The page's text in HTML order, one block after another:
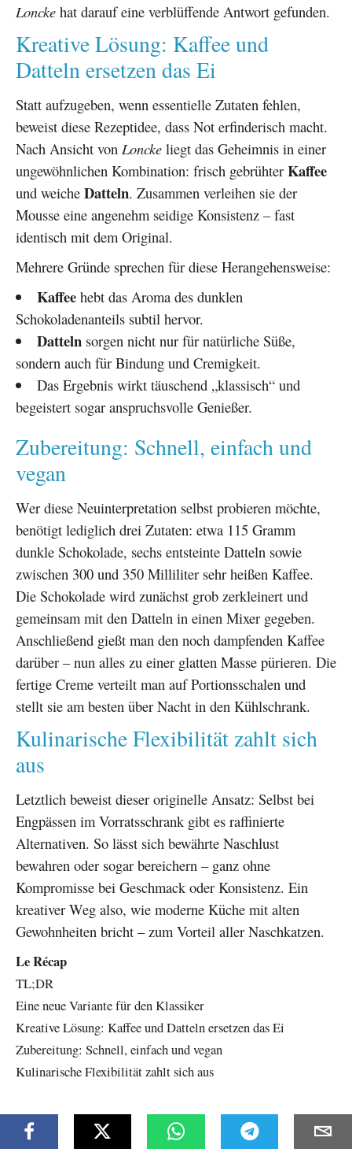
Loncke hat darauf eine verblüffende Antwort gefunden.
Kreative Lösung: Kaffee und
Datteln ersetzen das Ei
Statt aufzugeben, wenn essentielle Zutaten fehlen,
beweist diese Rezeptidee, dass Not erfinderisch macht.
Nach Ansicht von Loncke liegt das Geheimnis in einer
ungewöhnlichen Kombination: frisch gebrühter Kaffee
und weiche Datteln. Zusammen verleihen sie der
Mousse eine angenehm seidige Konsistenz – fast
identisch mit dem Original.
Mehrere Gründe sprechen für diese Herangehensweise:
Kaffeehebt das Aroma des dunklen
Schokoladenanteils subtil hervor.
Dattelnsorgen nicht nur für natürliche Süße,
sondern auch für Bindung und Cremigkeit.
Das Ergebnis wirkt täuschend „klassisch“ und
begeistert sogar anspruchsvolle Genießer.
Zubereitung: Schnell, einfach und
vegan
Wer diese Neuinterpretation selbst probieren möchte,
benötigt lediglich drei Zutaten: etwa 115 Gramm
dunkle Schokolade, sechs entsteinte Datteln sowie
zwischen 300 und 350 Milliliter sehr heißen Kaffee.
Die Schokolade wird zunächst grob zerkleinert und
gemeinsam mit den Datteln in einen Mixer gegeben.
Anschließend gießt man den noch dampfenden Kaffee
darüber – nun alles zu einer glatten Masse pürieren. Die
fertige Creme verteilt man auf Portionsschalen und
stellt sie am besten über Nacht in den Kühlschrank.
Kulinarische Flexibilität zahlt sich
aus
Letztlich beweist dieser originelle Ansatz: Selbst bei
Engpässen im Vorratsschrank gibt es raffinierte
Alternativen. So lässt sich bewährte Naschlust
bewahren oder sogar bereichern – ganz ohne
Kompromisse bei Geschmack oder Konsistenz. Ein
kreativer Weg also, wie moderne Küche mit alten
Gewohnheiten bricht – zum Vorteil aller Naschkatzen.
Le Récap
TL;DR
Eine neue Variante für den Klassiker
Kreative Lösung: Kaffee und Datteln ersetzen das Ei
Zubereitung: Schnell, einfach und vegan
Kulinarische Flexibilität zahlt sich aus